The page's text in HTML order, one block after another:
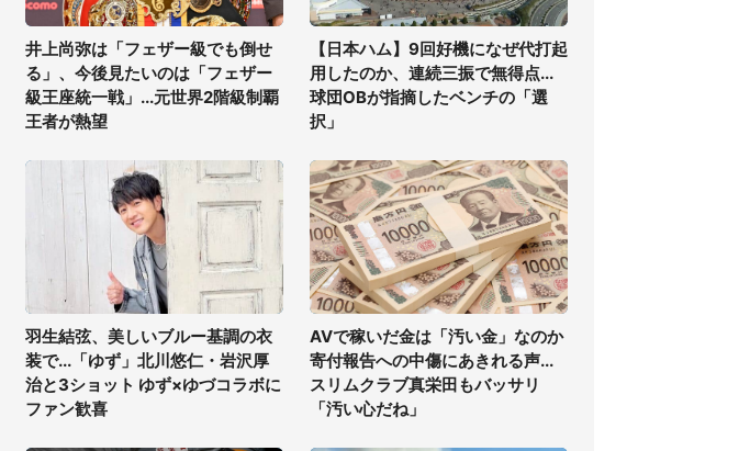
井上尚弥は「フェザー級でも倒せ
る」、今後見たいのは「フェザー
級王座統一戦」...元世界2階級制覇
王者が熱望
【日本ハム】9回好機になぜ代打起
用したのか、連続三振で無得点...
球団OBが指摘したベンチの「選
択」
羽生結弦、美しいブルー基調の衣
装で...「ゆず」北川悠仁・岩沢厚
治と3ショット ゆず×ゆづコラボに
ファン歓喜
AVで稼いだ金は「汚い金」なのか
寄付報告への中傷にあきれる声...
スリムクラブ真栄田もバッサリ
「汚い心だね」